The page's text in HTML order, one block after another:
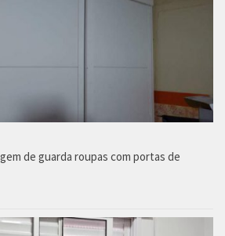
de guarda roupas com portas de